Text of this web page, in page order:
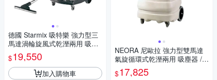
德國 Starmix 吸特樂 強力型三
馬達渦輪旋風式乾溼兩用 吸塵
器 /台 GS-3078
$19,550
加入購物車
NEORA 尼歐拉 強力型雙馬達
氣旋循環式乾溼兩用 吸塵器 /台
AS-900
$17,825